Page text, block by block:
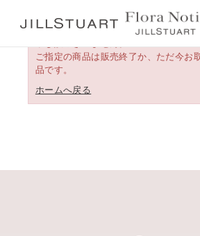
ご指定の商品は販売終了か、ただ今お
品です。
ホームへ戻る